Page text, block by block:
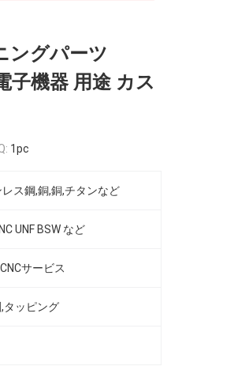
ングパーツ
子機器 用途 カス
1pc
ス鋼,銅,銅,チタンなど
UNF BSW など
サービス
タッピング